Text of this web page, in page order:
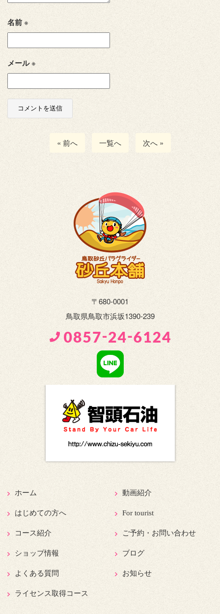
名前※
メール※
« 前へ 一覧へ 次へ »
〒680-0001
鳥取県鳥取市浜坂1390-239
ホーム
はじめての方へ
コース紹介
ショップ情報
よくある質問
ライセンス取得コース
動画紹介
For tourist
ご予約・お問い合わせ
ブログ
お知らせ